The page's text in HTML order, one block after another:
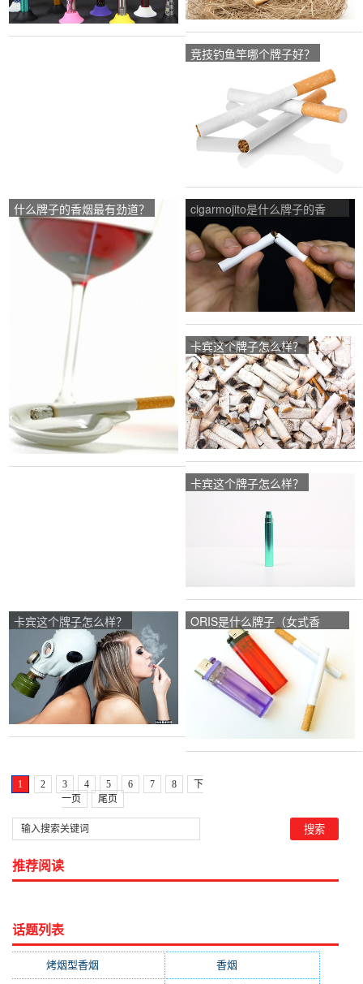
竞技钓鱼竿哪个牌子好？
什么牌子的香烟最有劲道？
cigarmojito是什么牌子的香
烟？
卡宾这个牌子怎么样？
卡宾这个牌子怎么样？
卡宾这个牌子怎么样？
ORIS是什么牌子（女式香
1 2 3 4 5 6 7 8
下
一页
尾页
推荐阅读
话题列表
烤烟型香烟 香烟